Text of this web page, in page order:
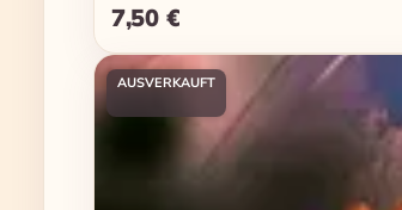
Regulärer Preis:
7,50 €
AUSVERKAUFT